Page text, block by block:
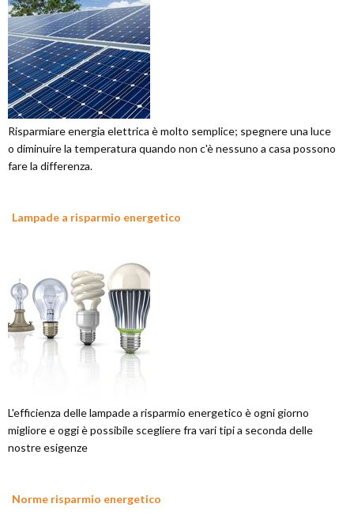
Risparmiare energia elettrica è molto semplice; spegnere una luce
o diminuire la temperatura quando non c'è nessuno a casa possono
fare la differenza.
Lampade a risparmio energetico
L'efficienza delle lampade a risparmio energetico è ogni giorno
migliore e oggi è possibile scegliere fra vari tipi a seconda delle
nostre esigenze
Norme risparmio energetico